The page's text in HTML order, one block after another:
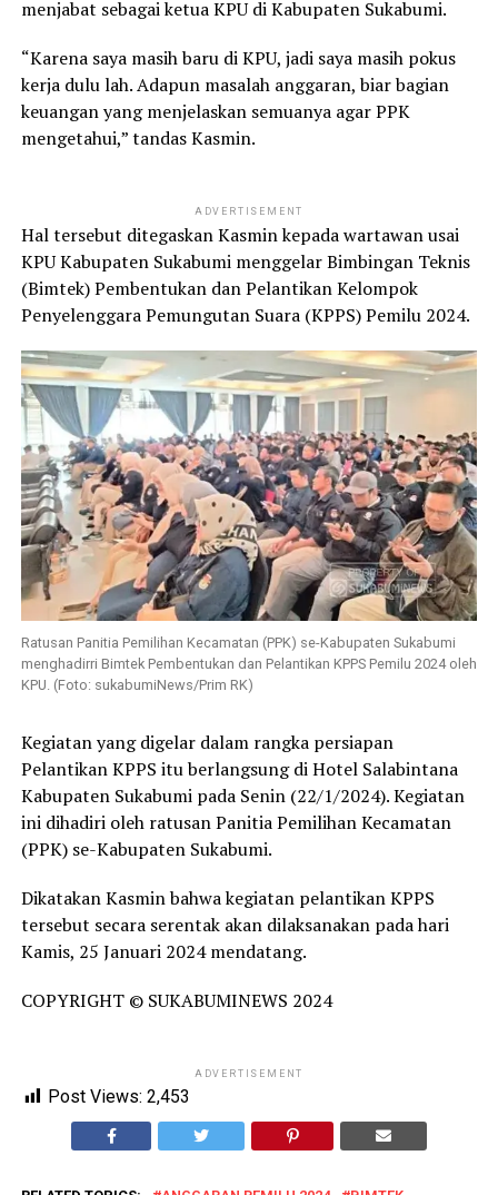
menjabat sebagai ketua KPU di Kabupaten Sukabumi.
“Karena saya masih baru di KPU, jadi saya masih pokus
kerja dulu lah. Adapun masalah anggaran, biar bagian
keuangan yang menjelaskan semuanya agar PPK
mengetahui,” tandas Kasmin.
ADVERTISEMENT
Hal tersebut ditegaskan Kasmin kepada wartawan usai
KPU Kabupaten Sukabumi menggelar Bimbingan Teknis
(Bimtek) Pembentukan dan Pelantikan Kelompok
Penyelenggara Pemungutan Suara (KPPS) Pemilu 2024.
Ratusan Panitia Pemilihan Kecamatan (PPK) se-Kabupaten Sukabumi
menghadirri Bimtek Pembentukan dan Pelantikan KPPS Pemilu 2024 oleh
KPU. (Foto: sukabumiNews/Prim RK)
Kegiatan yang digelar dalam rangka persiapan
Pelantikan KPPS itu berlangsung di Hotel Salabintana
Kabupaten Sukabumi pada Senin (22/1/2024). Kegiatan
ini dihadiri oleh ratusan Panitia Pemilihan Kecamatan
(PPK) se-Kabupaten Sukabumi.
Dikatakan Kasmin bahwa kegiatan pelantikan KPPS
tersebut secara serentak akan dilaksanakan pada hari
Kamis, 25 Januari 2024 mendatang.
COPYRIGHT © SUKABUMINEWS 2024
ADVERTISEMENT
Post Views: 2,453